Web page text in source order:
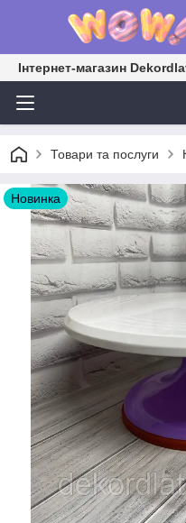
Інтернет-магазин
Товари та послуги
Новинка